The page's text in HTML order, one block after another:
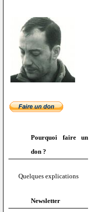
Pourquoi faire un
don ?
Quelques explications
Newsletter